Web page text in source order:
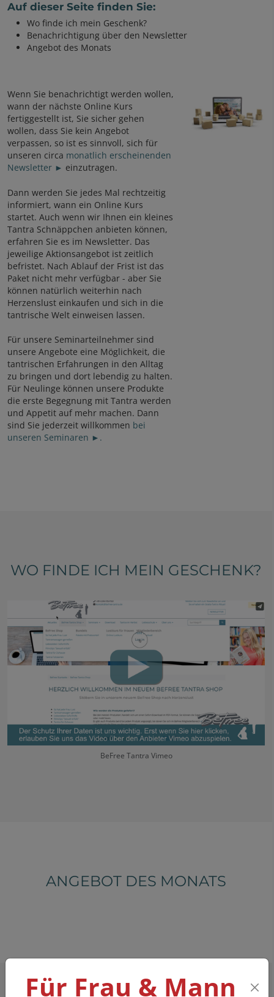
Auf dieser Seite finden Sie:
Wo finde ich mein Geschenk?
Benachrichtigung über den Newsletter
Angebot des Monats
Wenn Sie benachrichtigt werden wollen,
wann der nächste Online Kurs
fertiggestellt ist, Sie sicher gehen
wollen, dass Sie kein Angebot
verpassen, so ist es sinnvoll, sich für
unseren circa monatlich erscheinenden
Newsletter ► einzutragen.
Dann werden Sie jedes Mal rechtzeitig
informiert, wann ein Online Kurs
startet. Auch wenn wir Ihnen ein kleines
Tantra Schnäppchen anbieten können,
erfahren Sie es im Newsletter. Das
jeweilige Aktionsangebot ist zeitlich
befristet. Nach Ablauf der Frist ist das
Paket nicht mehr verfügbar - aber Sie
können natürlich weiterhin nach
Herzenslust einkaufen und sich in die
tantrische Welt einweisen lassen.
Für unsere Seminarteilnehmer sind
unsere Angebote eine Möglichkeit, die
tantrischen Erfahrungen in den Alltag
zu bringen und dort lebendig zu halten.
Für Neulinge können unsere Produkte
die erste Begegnung mit Tantra werden
und Appetit auf mehr machen. Dann
sind Sie jederzeit willkommen bei
unseren Seminaren ►.
WO FINDE ICH MEIN GESCHENK?
BeFree Tantra Vimeo
ANGEBOT DES MONATS
Für Frau & Mann